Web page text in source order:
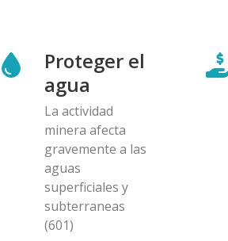
Proteger el
agua
La actividad
minera afecta
gravemente a las
aguas
superficiales y
subterraneas
(601)